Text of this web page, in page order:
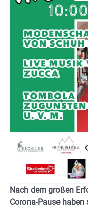
Nach dem großen
Corona-Pause